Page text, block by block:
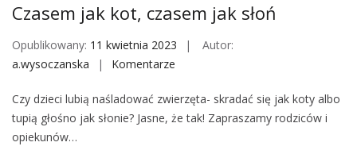
e
m
k
s
Czasem jak kot, czasem jak słoń
Opublikowany: 11 kwietnia 2023
Autor:
a.wysoczanska
Komentarze
C
z
Czy dzieci lubią naśladować zwierzęta- skradać się jak koty albo
tupią głośno jak słonie? Jasne, że tak! Zapraszamy rodziców i
opiekunów…